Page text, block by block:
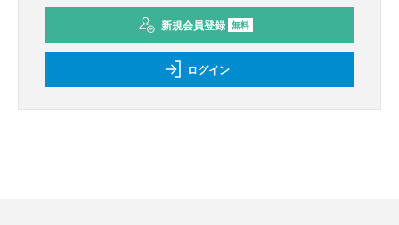
新規会員登録 無料
ログイン